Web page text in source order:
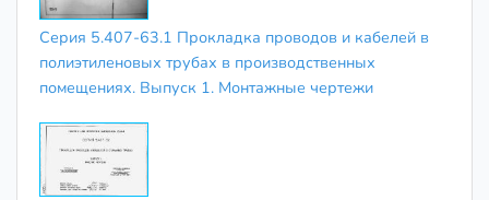
Серия 5.407-63.1 Прокладка проводов и кабелей в
полиэтиленовых трубах в производственных
помещениях. Выпуск 1. Монтажные чертежи